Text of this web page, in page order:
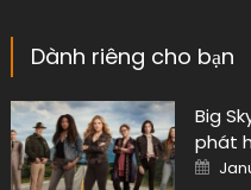
Dành riêng cho bạn
Big
phát
on